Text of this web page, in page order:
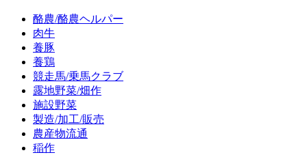
酪農/酪農ヘルパー
肉牛
養豚
養鶏
競走馬/乗馬クラブ
露地野菜/畑作
施設野菜
製造/加工/販売
農産物流通
稲作